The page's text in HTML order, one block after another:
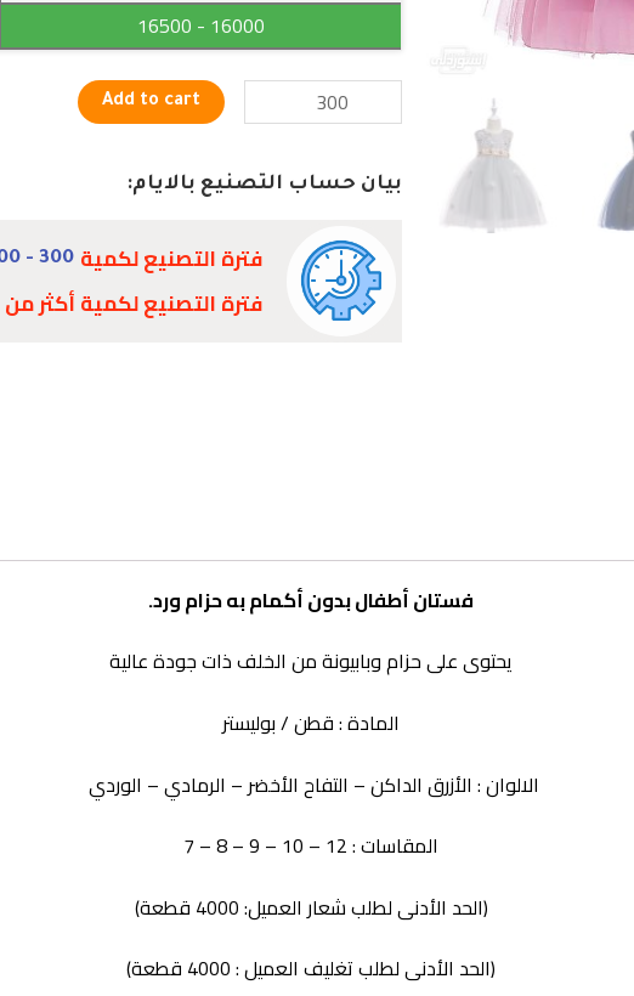
16000
- 16500
Add to cart
بيان حساب التصنيع بالايام:
فترة التصنيع لكمية 300 - 1000
فترة التصنيع لكمية أكثر من
فستان أطفال بدون أكمام به حزام ورد.
يحتوى على حزام وبابيونة من الخلف ذات جودة عالية
المادة : قطن / بوليستر
الالوان : الأزرق الداكن – التفاح الأخضر – الرمادي – الوردي
المقاسات : 12 – 10 – 9 – 8 – 7
(الحد الأدنى لطلب شعار العميل: 4000 قطعة)
(الحد الأدنى لطلب تغليف العميل : 4000 قطعة)